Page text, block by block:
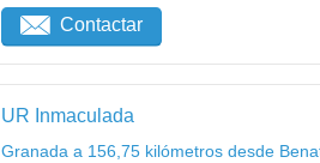
Contactar
UR Inmaculada
Granada a 156,75 kilómetros desde